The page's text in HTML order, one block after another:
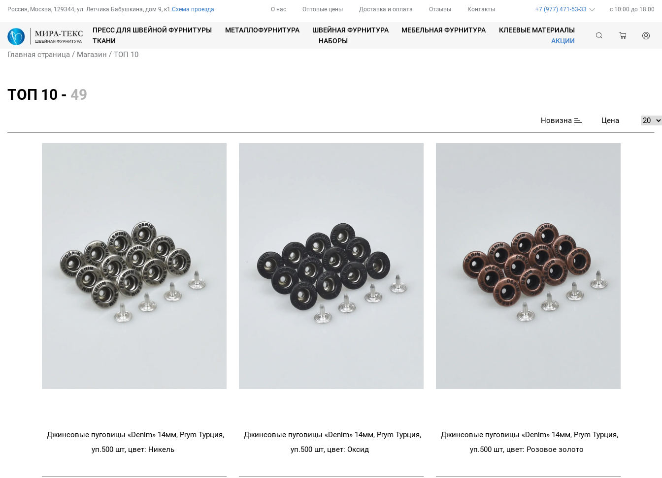
Россия, Москва, 129344, ул. Летчика Бабушкина, дом 9, к1.Схема проезда О нас Оптовые цены Доставка и оплата Отзывы Контакты +7 (977) 471-53-33 c 10:00 до 18:00
ПРЕСС ДЛЯ ШВЕЙНОЙ ФУРНИТУРЫ МЕТАЛЛОФУРНИТУРА ШВЕЙНАЯ ФУРНИТУРА МЕБЕЛЬНАЯ ФУРНИТУРА
КЛЕЕВЫЕ МАТЕРИАЛЫ
ТКАНИ
НАБОРЫ АКЦИИ
Главная страница / Магазин / ТОП 10
ТОП 10 - 49
Новизна Цена
Джинсовые пуговицы «Denim» 14мм, Prym Турция,
уп.500 шт, цвет: Никель
Джинсовые пуговицы «Denim» 14мм, Prym Турция,
уп.500 шт, цвет: Оксид
Джинсовые пуговицы «Denim» 14мм, Prym Турция,
уп.500 шт, цвет: Розовое золото